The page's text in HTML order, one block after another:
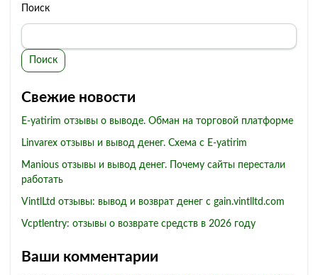
Поиск
Поиск
Свежие новости
E-yatirim отзывы о выводе. Обман на торговой платформе
Linvarex отзывы и вывод денег. Схема с E-yatirim
Manious отзывы и вывод денег. Почему сайты перестали
работать
VintlLtd отзывы: вывод и возврат денег с gain.vintlltd.com
Vcptlentry: отзывы о возврате средств в 2026 году
Ваши комментарии